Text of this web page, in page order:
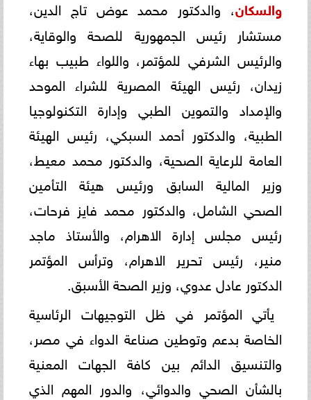
والسكان، والدكتور محمد عوض تاج الدين،
مستشار رئيس الجمهورية للصحة والوقاية،
والرئيس الشرفي للمؤتمر، واللواء طبيب بهاء
زيدان، رئيس الهيئة المصرية للشراء الموحد
والإمداد والتموين الطبي وإدارة التكنولوجيا
الطبية، والدكتور أحمد السبكي، رئيس الهيئة
العامة للرعاية الصحية، والدكتور محمد معيط،
وزير المالية السابق ورئيس هيئة التأمين
الصحي الشامل، والدكتور محمد فايز فرحات،
رئيس مجلس إدارة الاهرام، والأستاذ ماجد
منير، رئيس تحرير الاهرام، وترأس المؤتمر
الدكتور عادل عدوي، وزير الصحة الأسبق.
يأتي المؤتمر في ظل التوجيهات الرئاسية
الخاصة بدعم وتوطين صناعة الدواء في مصر،
والتنسيق الدائم بين كافة الجهات المعنية
بالشأن الصحي والدوائي، والدور المهم الذي